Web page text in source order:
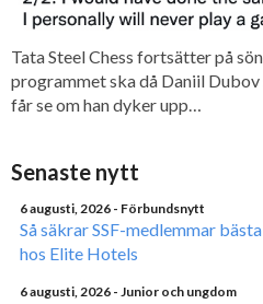
Tata Steel Chess fortsätter på
programmet ska då Daniil
får se om han dyker upp…
Senaste nytt
6 augusti, 2026 - Förbundsnytt
Så säkrar SSF-medlemmar
hos Elite Hotels
6 augusti, 2026 - Junior och ungdom